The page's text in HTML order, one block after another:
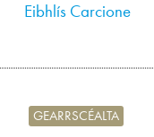
Eibhlís Carcione
GEARRSCÉALTA